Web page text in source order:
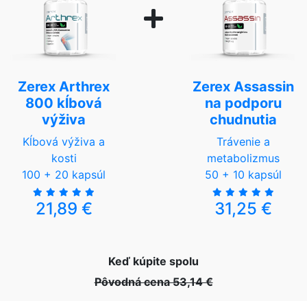
Zerex Arthrex
800 kĺbová
výživa
Kĺbová výživa a
kosti
100 + 20 kapsúl
21,89 €
Zerex Assassin
na podporu
chudnutia
Trávenie a
metabolizmus
50 + 10 kapsúl
31,25 €
Keď kúpite spolu
Pôvodná cena 53,14 €